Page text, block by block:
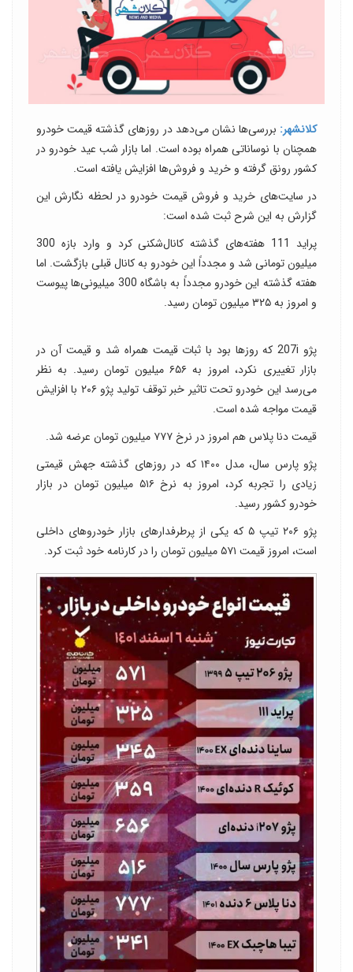
کلانشهر: بررسی‌ها نشان می‌دهد در روزهای گذشته قیمت خودرو
همچنان با نوساناتی همراه بوده است. اما بازار شب عید خودرو در
کشور رونق گرفته و خرید و فروش‌ها افزایش یافته است.
در سایت‌های خرید و فروش قیمت خودرو در لحظه نگارش این
گزارش به این شرح ثبت شده است:
پراید 111 هفته‌های گذشته کانال‌شکنی کرد و وارد بازه 300
میلیون تومانی شد و مجدداً این خودرو به کانال قبلی بازگشت. اما
هفته گذشته این خودرو مجدداً به باشگاه 300 میلیونی‌ها پیوست
و امروز به ۳۲۵ میلیون تومان رسید.
پژو 207i که روزها بود با ثبات قیمت همراه شد و قیمت آن در
بازار تغییری نکرد، امروز به ۶۵۶ میلیون تومان رسید. به نظر
می‌رسد این خودرو تحت تاثیر خبر توقف تولید پژو ۲۰۶ با افزایش
قیمت مواجه شده است.
قیمت دنا پلاس هم امروز در نرخ ۷۷۷ میلیون تومان عرضه شد.
پژو پارس سال، مدل ۱۴۰۰ که در روزهای گذشته جهش قیمتی
زیادی را تجربه کرد، امروز به نرخ ۵۱۶ میلیون تومان در بازار
خودرو کشور رسید.
پژو ۲۰۶ تیپ ۵ که یکی از پرطرفدارهای بازار خودروهای داخلی
است، امروز قیمت ۵۷۱ میلیون تومان را در کارنامه خود ثبت کرد.